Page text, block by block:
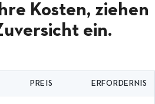
Kosten, ziehen
ein.
PREIS ERFORDERNIS